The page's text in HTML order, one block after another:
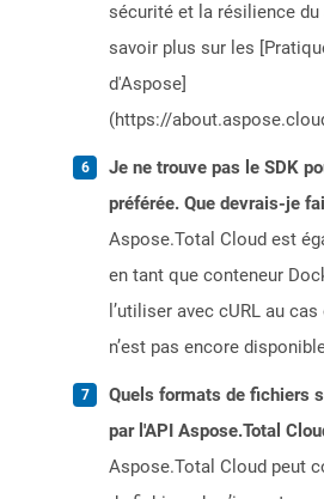
sécurité et la résilience
savoir plus sur les
d'Aspose]
(https://
Je ne trouve pas le SDK
préférée. Que devrais-je
Aspose.Total Cloud est
en tant que conteneur
l’utiliser avec cURL au
n’est pas encore
Quels formats de fichiers
par l'API Aspose.Total
Aspose.Total Cloud peut